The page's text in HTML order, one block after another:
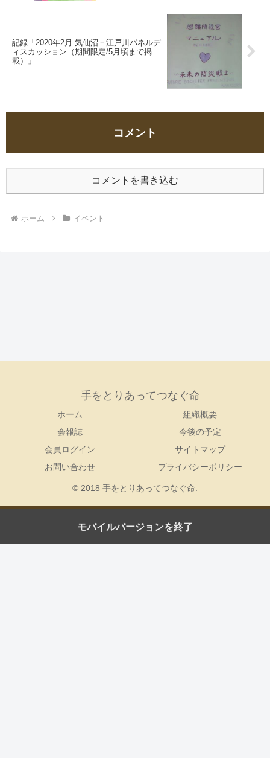
記録「2020年2月 気仙沼－江戸川パネルデ
ィスカッション（期間限定/5月頃まで掲
載）」
コメント
コメントを書き込む
ホーム イベント
手をとりあってつなぐ命
ホーム
組織概要
会報誌
今後の予定
会員ログイン
サイトマップ
お問い合わせ
プライバシーポリシー
© 2018 手をとりあってつなぐ命.
モバイルバージョンを終了